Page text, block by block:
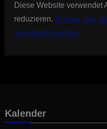
Diese Website verwendet
reduzieren. Erfahre, wie
verarbeitet werden.
Kalender